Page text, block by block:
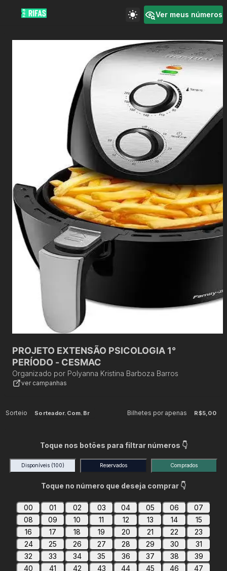
Ver meus números
PROJETO EXTENSÃO PSICOLOGIA 1°
PERÍODO - CESMAC
Organizado por Polyanna Kristina Barboza Barros
ver campanhas
Sorteio Sorteador.com.br Bilhetes por apenas R$5,00
Toque nos botões para filtrar números 👇
Disponíveis (100) Reservados Comprados
Toque no número que deseja comprar 👇
00 01 02 03 04 05 06
07
08
09 10 11 12 13 14
15
16
17 18 19 20 21 22
23
24
25 26 27 28 29 30
31
32
33 34 35 36 37 38
39
40
41 42 43 44 45 46
47